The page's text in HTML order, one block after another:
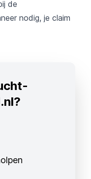
de
nodig, je claim